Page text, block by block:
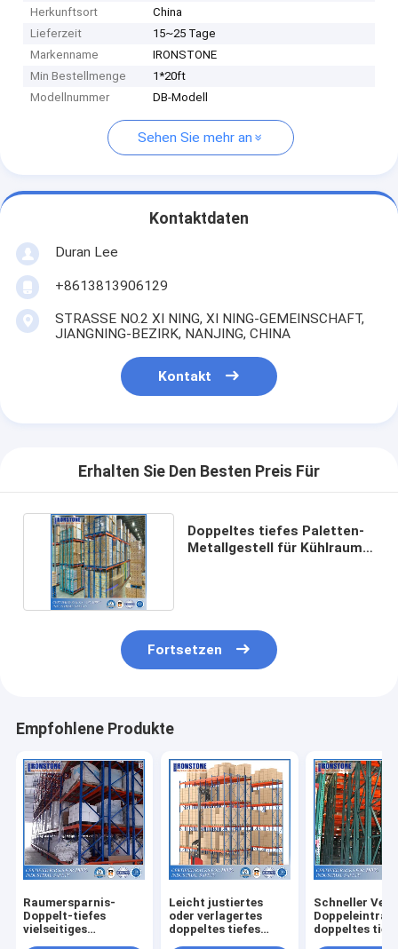
Herkunftsort
China
Lieferzeit
15~25 Tage
Markenname
IRONSTONE
Min Bestellmenge
1*20ft
Modellnummer
DB-Modell
Sehen Sie mehr an
Kontaktdaten
Duran Lee
+8613813906129
STRASSE NO.2 XI NING, XI NING-GEMEINSCHAFT,
JIANGNING-BEZIRK, NANJING, CHINA
Kontakt
Erhalten Sie Den Besten Preis Für
Doppeltes tiefes Paletten-
Metallgestell für Kühlraum-
Fortsetzen
Empfohlene Produkte
Raumersparnis-
Doppelt-tiefes
vielseitiges
Leicht justiertes
oder verlagertes
doppeltes tiefes
Schneller
doppeltes